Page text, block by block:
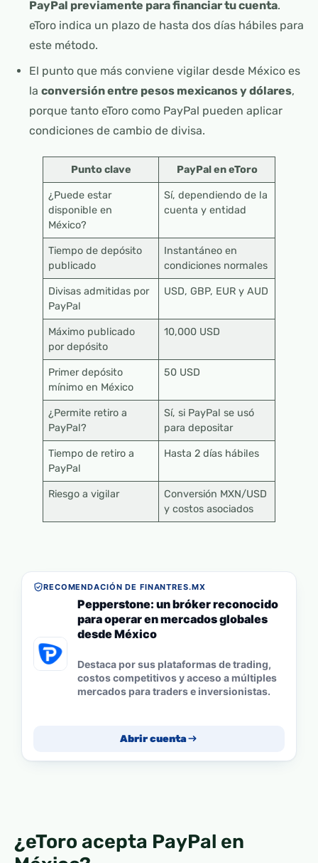
PayPal previamente para financiar tu cuenta.
eToro indica un plazo de hasta dos días hábiles para
este método.
El punto que más conviene vigilar desde México es
la conversión entre pesos mexicanos y dólares,
porque tanto eToro como PayPal pueden aplicar
condiciones de cambio de divisa.
Punto clave PayPal en eToro
¿Puede estar
disponible en
México?
Sí, dependiendo de la
cuenta y entidad
Tiempo de depósito
publicado
Instantáneo en
condiciones normales
Divisas admitidas por
PayPal
USD, GBP, EUR y AUD
Máximo publicado
por depósito
10,000 USD
Primer depósito
mínimo en México
50 USD
¿Permite retiro a
PayPal?
Sí, si PayPal se usó
para depositar
Tiempo de retiro a
PayPal
Hasta 2 días hábiles
Riesgo a vigilar
Conversión MXN/USD
y costos asociados
RECOMENDACIÓN DE FINANTRES.MX
Pepperstone: un bróker reconocido
para operar en mercados globales
desde México
Destaca por sus plataformas de trading,
costos competitivos y acceso a múltiples
mercados para traders e inversionistas.
Abrir cuenta
¿eToro acepta PayPal en